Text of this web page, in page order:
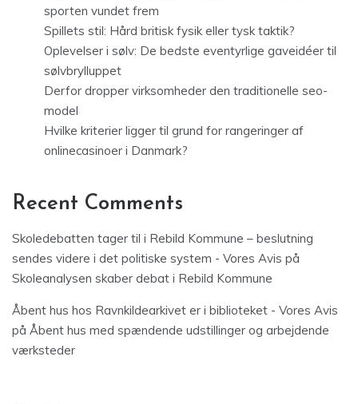
sporten vundet frem
Spillets stil: Hård britisk fysik eller tysk taktik?
Oplevelser i sølv: De bedste eventyrlige gaveidéer til
sølvbrylluppet
Derfor dropper virksomheder den traditionelle seo-
model
Hvilke kriterier ligger til grund for rangeringer af
onlinecasinoer i Danmark?
Recent Comments
Skoledebatten tager til i Rebild Kommune – beslutning
sendes videre i det politiske system - Vores Avis på
Skoleanalysen skaber debat i Rebild Kommune
Åbent hus hos Ravnkildearkivet er i biblioteket - Vores Avis
på Åbent hus med spændende udstillinger og arbejdende
værksteder